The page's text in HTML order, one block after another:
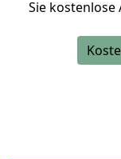
Sie kostenlose